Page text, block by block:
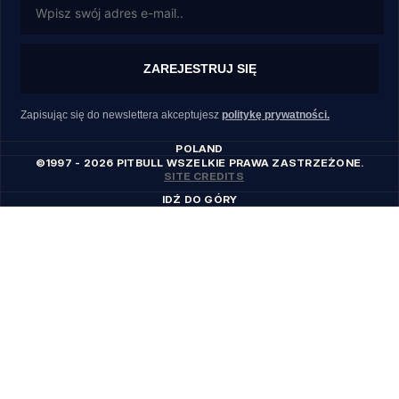
ZAREJESTRUJ SIĘ
Zapisując się do newslettera akceptujesz politykę prywatności.
POLAND
©1997 - 2026 PITBULL WSZELKIE PRAWA ZASTRZEŻONE.
SITE CREDITS
IDŹ DO GÓRY